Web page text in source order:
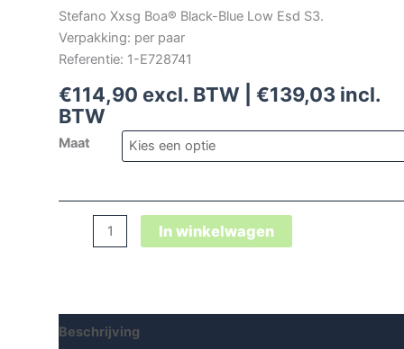
Stefano Xxsg Boa® Black-Blue Low Esd S3.
Verpakking: per paar
Referentie: 1-E728741
€114,90 excl. BTW | €139,03 incl.
BTW
Maat
Blue
Low
In winkelwagen
Beschrijving